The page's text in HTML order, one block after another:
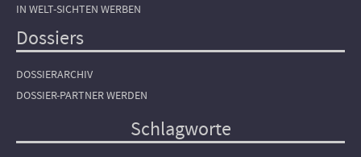
IN WELT-SICHTEN WERBEN
Dossiers
DOSSIERARCHIV
DOSSIER-PARTNER WERDEN
Schlagworte